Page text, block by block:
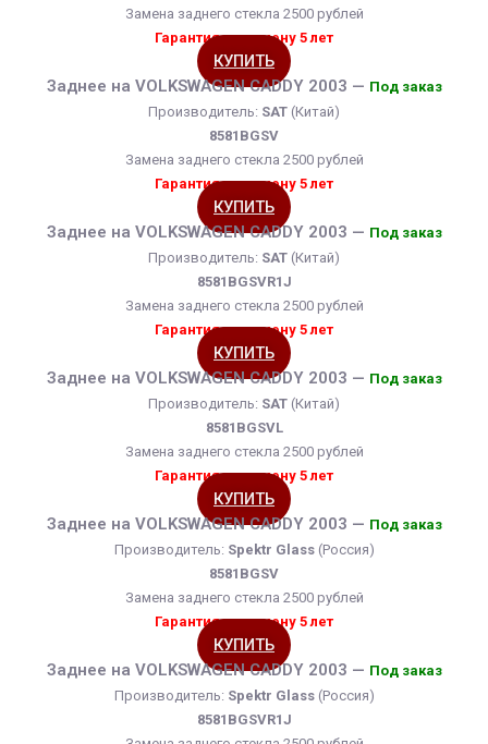
Замена заднего стекла 2500 рублей
Гарантия на замену 5 лет
КУПИТЬ
Заднее на VOLKSWAGEN CADDY 2003 — Под заказ
Производитель: SAT (Китай)
8581BGSV
Замена заднего стекла 2500 рублей
Гарантия на замену 5 лет
КУПИТЬ
Заднее на VOLKSWAGEN CADDY 2003 — Под заказ
Производитель: SAT (Китай)
8581BGSVR1J
Замена заднего стекла 2500 рублей
Гарантия на замену 5 лет
КУПИТЬ
Заднее на VOLKSWAGEN CADDY 2003 — Под заказ
Производитель: SAT (Китай)
8581BGSVL
Замена заднего стекла 2500 рублей
Гарантия на замену 5 лет
КУПИТЬ
Заднее на VOLKSWAGEN CADDY 2003 — Под заказ
Производитель: Spektr Glass(Россия)
8581BGSV
Замена заднего стекла 2500 рублей
Гарантия на замену 5 лет
КУПИТЬ
Заднее на VOLKSWAGEN CADDY 2003 — Под заказ
Производитель: Spektr Glass(Россия)
8581BGSVR1J